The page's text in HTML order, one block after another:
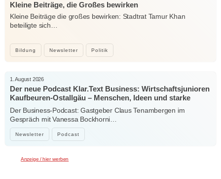
Bildung Newsletter Politik
Kleine Beiträge, die Großes bewirken
Kleine Beiträge die großes bewirken: Stadtrat Tamur Khan
beteiligte sich…
Newsletter Podcast
1. August 2026
Der neue Podcast Klar.Text Business: Wirtschaftsjunioren
Kaufbeuren-Ostallgäu – Menschen, Ideen und starke
Verbindungen
Der Business-Podcast: Gastgeber Claus Tenambergen im
Gespräch mit Vanessa Bockhorni…
Anzeige / hier werben